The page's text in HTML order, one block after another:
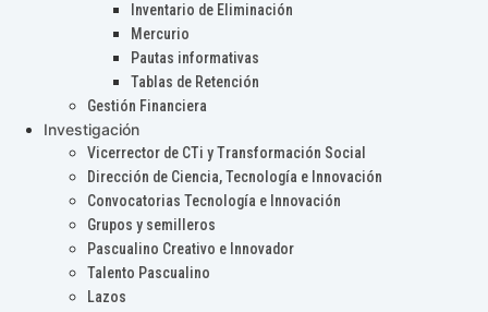
Inventario de Eliminación
Mercurio
Pautas informativas
Tablas de Retención
Gestión Financiera
Investigación
Vicerrector de CTi y Transformación Social
Dirección de Ciencia, Tecnología e Innovación
Convocatorias Tecnología e Innovación
Grupos y semilleros
Pascualino Creativo e Innovador
Talento Pascualino
Lazos